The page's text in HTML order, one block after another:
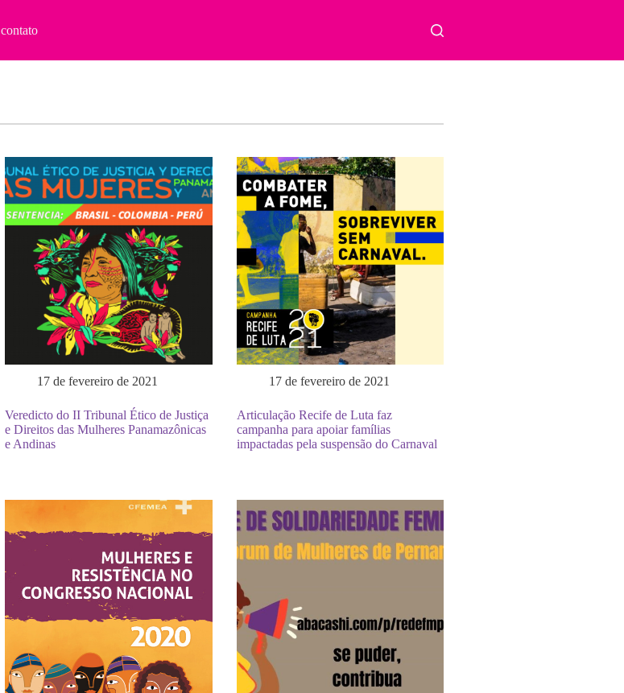
contato
17 de fevereiro de 2021
Veredicto do II Tribunal Ético de Justiça
e Direitos das Mulheres Panamazônicas
e Andinas
17 de fevereiro de 2021
Articulação Recife de Luta faz
campanha para apoiar famílias
impactadas pela suspensão do Carnaval